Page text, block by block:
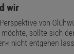
wir
von
sollte sich
nicht entgehen